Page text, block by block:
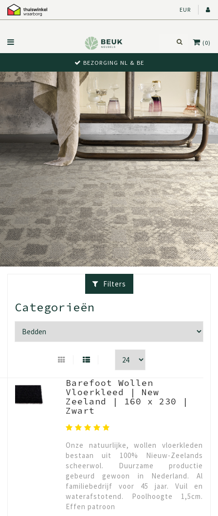
EUR
(0)
BEZORGING NL & BE
Filters
Categorieën
Barefoot Wollen
Vloerkleed | New
Zeeland | 160 x 230 |
Zwart
Onze natuurlijke, wollen vloerkleden
bestaan uit 100% Nieuw-Zeelands
scheerwol. Duurzame productie
gebeurd gewoon in Nederland. Al
familiebedrijf voor 45 jaar. Vuil en
waterafstotend. Poolhoogte 1,5cm.
Effen patroon